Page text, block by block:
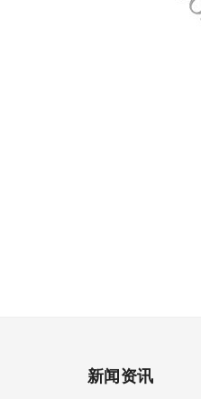
新闻资讯